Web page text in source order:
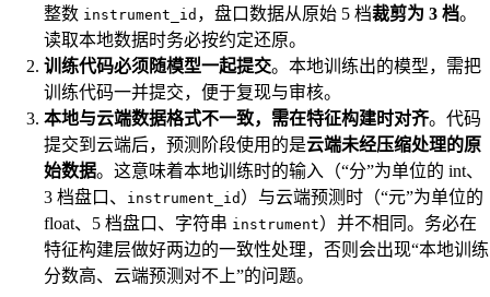
整数 instrument_id ，盘口数据从原始 5 档裁剪为 3 档。
读取本地数据时务必按约定还原。
训练代码必须随模型一起提交。本地训练出的模型，需把
训练代码一并提交，便于复现与审核。
本地与云端数据格式不一致，需在特征构建时对齐。代码
提交到云端后，预测阶段使用的是云端未经压缩处理的原
始数据。这意味着本地训练时的输入（“分”为单位的 int、
3 档盘口、
instrument_id ）与云端预测时（“元”为单位的
float、5 档盘口、字符串 instrument）并不相同。务必在
特征构建层做好两边的一致性处理，否则会出现“本地训练
分数高、云端预测对不上”的问题。